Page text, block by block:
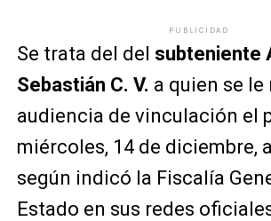
PUBLICIDAD
Se trata del del subteniente
Sebastián C. V. a quien se le
audiencia de vinculación el
miércoles, 14 de diciembre,
según indicó la Fiscalía
Estado en sus redes